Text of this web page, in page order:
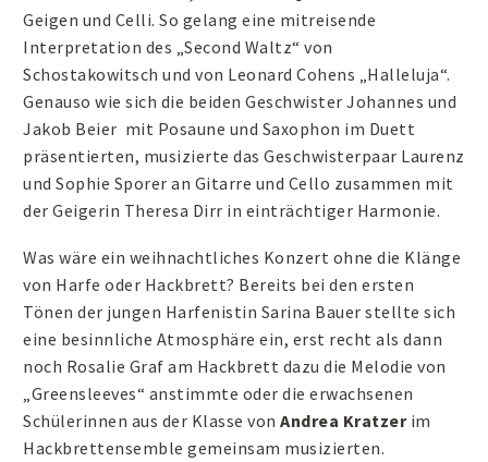
Geigen und Celli. So gelang eine mitreisende
Interpretation des „Second Waltz“ von
Schostakowitsch und von Leonard Cohens „Halleluja“.
Genauso wie sich die beiden Geschwister Johannes und
Jakob Beier mit Posaune und Saxophon im Duett
präsentierten, musizierte das Geschwisterpaar Laurenz
und Sophie Sporer an Gitarre und Cello zusammen mit
der Geigerin Theresa Dirr in einträchtiger Harmonie.
Was wäre ein weihnachtliches Konzert ohne die Klänge
von Harfe oder Hackbrett? Bereits bei den ersten
Tönen der jungen Harfenistin Sarina Bauer stellte sich
eine besinnliche Atmosphäre ein, erst recht als dann
noch Rosalie Graf am Hackbrett dazu die Melodie von
„Greensleeves“ anstimmte oder die erwachsenen
Schülerinnen aus der Klasse von Andrea Kratzerim
Hackbrettensemble gemeinsam musizierten.